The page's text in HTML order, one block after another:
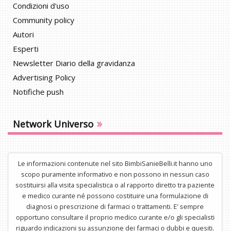
Condizioni d'uso
Community policy
Autori
Esperti
Newsletter Diario della gravidanza
Advertising Policy
Notifiche push
Network Universo »
Le informazioni contenute nel sito BimbiSanieBelli.it hanno uno
scopo puramente informativo e non possono in nessun caso
sostituirsi alla visita specialistica o al rapporto diretto tra paziente
e medico curante né possono costituire una formulazione di
diagnosi o prescrizione di farmaci o trattamenti. E’ sempre
opportuno consultare il proprio medico curante e/o gli specialisti
riguardo indicazioni su assunzione dei farmaci o dubbi e quesiti.